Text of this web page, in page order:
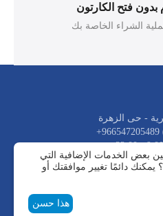
+966547205489
بعض الخدمات الإضافية التي
دائمًا تغيير موافقتك أو
هذا حسن